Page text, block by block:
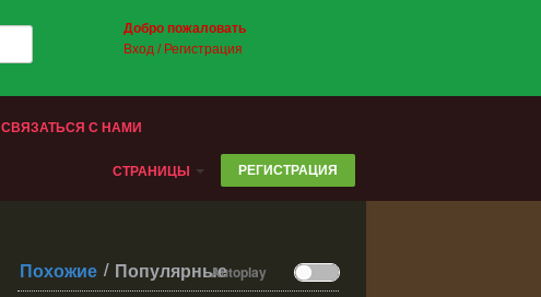
Добро пожаловать
Вход/ Регистрация
СВЯЗАТЬСЯ С НАМИ
СТРАНИЦЫ РЕГИСТРАЦИЯ
Autoplay
Похожие / Популярные